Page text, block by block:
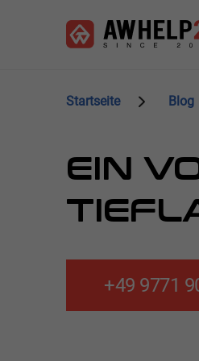
Startseite Blog
EIN
+49 9771